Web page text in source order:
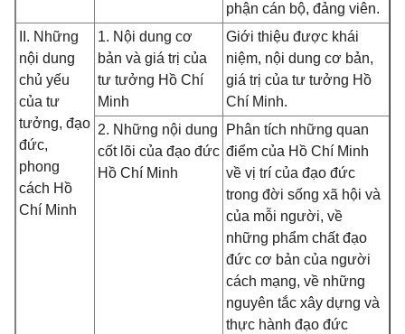
phận cán bộ, đảng viên.
II. Những
nội dung
chủ yếu
của tư
tưởng, đạo
đức,
phong
cách Hồ
Chí Minh
1. Nội dung cơ
bản và giá trị của
tư tưởng Hồ Chí
Minh
Giới thiệu được khái
niệm, nội dung cơ bản,
giá trị của tư tưởng Hồ
Chí Minh.
2. Những nội dung
cốt lõi của đạo đức
Hồ Chí Minh
Phân tích những quan
điểm của Hồ Chí Minh
về vị trí của đạo đức
trong đời sống xã hội và
của mỗi người, về
những phẩm chất đạo
đức cơ bản của người
cách mạng, về những
nguyên tắc xây dựng và
thực hành đạo đức